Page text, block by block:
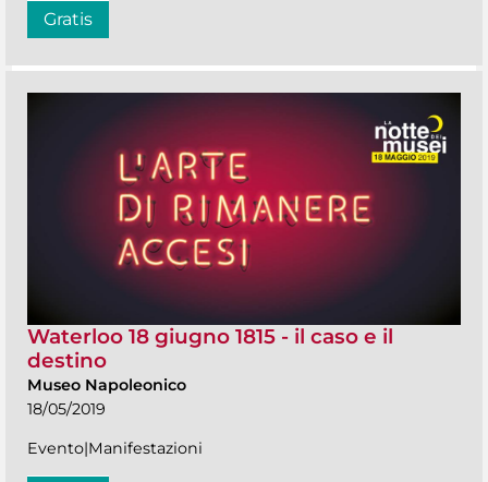
Gratis
Waterloo 18 giugno 1815 - il caso e il
destino
Museo Napoleonico
18/05/2019
Evento|Manifestazioni